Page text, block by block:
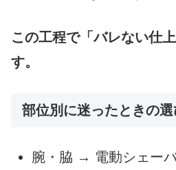
この工程で「バレない仕
す。
部位別に迷ったときの
腕・脇 → 電動シェー